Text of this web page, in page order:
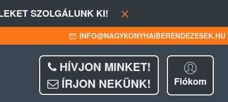
SZOLGÁLUNK KI!
INFO@NAGYKONYHAIBERENDEZESEK.HU
HÍVJON MINKET!
ÍRJON NEKÜNK!
Fiókom